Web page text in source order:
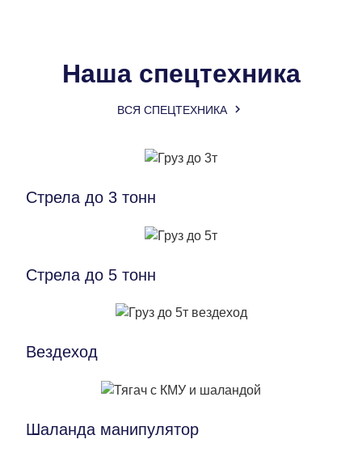
Наша спецтехника
ВСЯ СПЕЦТЕХНИКА 
Стрела до 3 тонн
Стрела до 5 тонн
Вездеход
Шаланда манипулятор